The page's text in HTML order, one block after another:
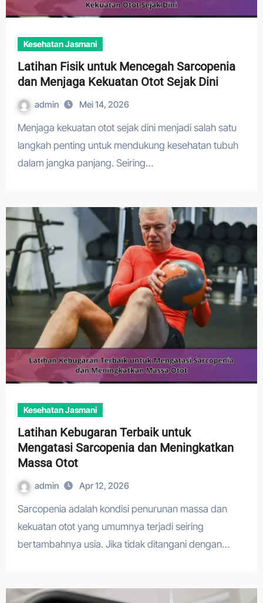
Kesehatan Jasmani
Latihan Fisik untuk Mencegah Sarcopenia
dan Menjaga Kekuatan Otot Sejak Dini
admin Mei 14, 2026
Menjaga kekuatan otot sejak dini menjadi salah satu
langkah penting untuk mendukung kesehatan tubuh
dalam jangka panjang. Seiring…
Kesehatan Jasmani
Latihan Kebugaran Terbaik untuk
Mengatasi Sarcopenia dan Meningkatkan
Massa Otot
admin Apr 12, 2026
Sarcopenia adalah kondisi penurunan massa dan
kekuatan otot yang umumnya terjadi seiring
bertambahnya usia. Jika tidak ditangani dengan…